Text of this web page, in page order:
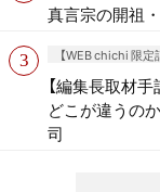
真言宗の開祖
【WEB chichi 限定
【編集長取材
どこが違うの
司